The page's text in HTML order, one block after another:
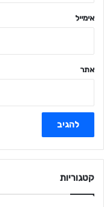
אימייל
אתר
קטגוריות